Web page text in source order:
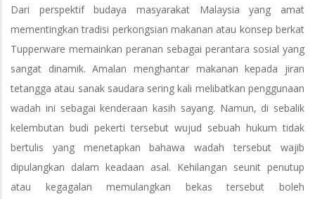
Dari perspektif budaya masyarakat Malaysia yang amat
mementingkan tradisi perkongsian makanan atau konsep berkat
Tupperware memainkan peranan sebagai perantara sosial yang
sangat dinamik. Amalan menghantar makanan kepada jiran
tetangga atau sanak saudara sering kali melibatkan penggunaan
wadah ini sebagai kenderaan kasih sayang. Namun, di sebalik
kelembutan budi pekerti tersebut wujud sebuah hukum tidak
bertulis yang menetapkan bahawa wadah tersebut wajib
dipulangkan dalam keadaan asal. Kehilangan seunit penutup
atau kegagalan memulangkan bekas tersebut boleh